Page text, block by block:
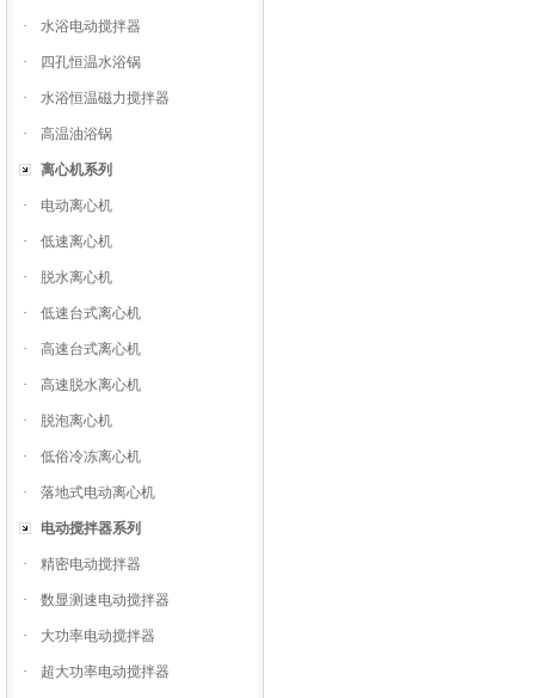
· 水浴电动搅拌器
· 四孔恒温水浴锅
· 水浴恒温磁力搅拌器
· 高温油浴锅
离心机系列
· 电动离心机
· 低速离心机
· 脱水离心机
· 低速台式离心机
· 高速台式离心机
· 高速脱水离心机
· 脱泡离心机
· 低俗冷冻离心机
· 落地式电动离心机
电动搅拌器系列
· 精密电动搅拌器
· 数显测速电动搅拌器
· 大功率电动搅拌器
· 超大功率电动搅拌器